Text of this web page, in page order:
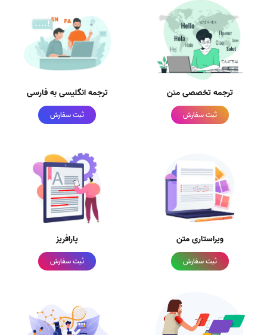
ترجمه تخصصی متن
ثبت سفارش
ترجمه انگلیسی به فارسی
ثبت سفارش
ویراستاری متن
ثبت سفارش
پارافریز
ثبت سفارش